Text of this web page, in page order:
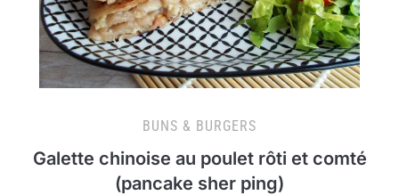
BUNS & BURGERS
Galette chinoise au poulet rôti et comté
(pancake sher ping)